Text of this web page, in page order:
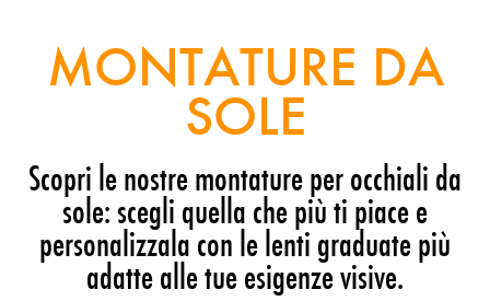
MONTATURE DA
SOLE
Scopri le nostre montature per occhiali da
sole: scegli quella che più ti piace e
personalizzala con le lenti graduate più
adatte alle tue esigenze visive.